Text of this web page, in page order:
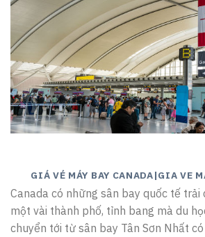
GIÁ VÉ MÁY BAY CANADA|GIA VE
Canada có những sân bay quốc tế trải
một vài thành phố, tỉnh bang mà du
chuyển tới từ sân bay Tân Sơn Nhất